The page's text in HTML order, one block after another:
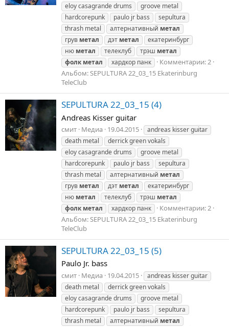
eloy casagrande drums
groove metal
hardcorepunk
paulo jr bass
sepultura
thrash metal
алтернативный метал
грув метал дэт метал
екатеринбург
ню метал телеклуб трэш метал
фолк метал хардкор панк
Комментарии: 2
Альбом: SEPULTURA 22_03_15 Ekaterinburg
TeleClub
SEPULTURA 22_03_15 (4)
Andreas Kisser guitar
смит Медиа 19.04.2015
andreas kisser guitar
death metal
derrick green vokals
eloy casagrande drums
groove metal
hardcorepunk
paulo jr bass
sepultura
thrash metal
алтернативный метал
грув метал дэт метал
екатеринбург
ню метал телеклуб трэш метал
фолк метал хардкор панк
Комментарии: 2
Альбом: SEPULTURA 22_03_15 Ekaterinburg
TeleClub
SEPULTURA 22_03_15 (5)
Paulo Jr. bass
смит Медиа 19.04.2015
andreas kisser guitar
death metal
derrick green vokals
eloy casagrande drums
groove metal
hardcorepunk
paulo jr bass
sepultura
thrash metal
алтернативный метал